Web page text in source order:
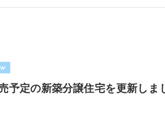
売予定の新築分譲住宅を更新しま